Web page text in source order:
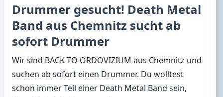
Drummer gesucht! Death Metal
Band aus Chemnitz sucht ab
sofort Drummer
Wir sind BACK TO ORDOVIZIUM aus Chemnitz und
suchen ab sofort einen Drummer. Du wolltest
schon immer Teil einer Death Metal Band sein,